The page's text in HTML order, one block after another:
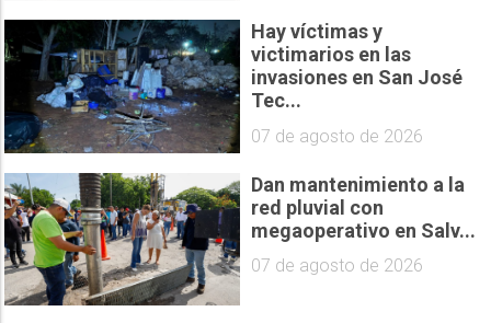
Hay víctimas y
victimarios en las
invasiones en San José
Tec...
07 de agosto de 2026
Dan mantenimiento a la
red pluvial con
megaoperativo en Salv...
07 de agosto de 2026